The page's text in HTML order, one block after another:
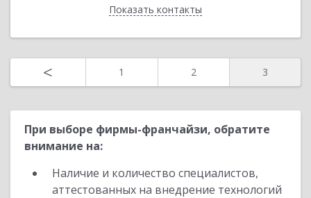
Показать контакты
Назад
< 1 2 3
При выборе фирмы-франчайзи, обратите
внимание на:
Наличие и количество специалистов,
аттестованных на внедрение технологий